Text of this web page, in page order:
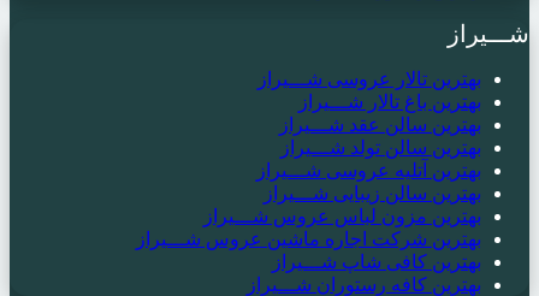
شـــیراز
بهترین تالار عروسی شـــیراز
بهترین باغ تالار شـــیراز
بهترین سالن عقد شـــیراز
بهترین سالن تولد شـــیراز
بهترین آتلیه عروسی شـــیراز
بهترین سالن زیبایی شـــیراز
بهترین مزون لباس عروس شـــیراز
بهترین شرکت اجاره ماشین عروس شـــیراز
بهترین کافی شاپ شـــیراز
بهترین کافه رستوران شـــیراز